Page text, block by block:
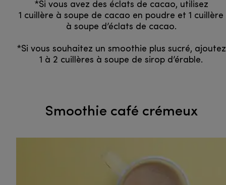
*Si vous avez des éclats de cacao, utilisez
1 cuillère à soupe de cacao en poudre et 1 cuillère
à soupe d’éclats de cacao.
*Si vous souhaitez un smoothie plus sucré, ajoutez
1 à 2 cuillères à soupe de sirop d’érable.
Smoothie café crémeux